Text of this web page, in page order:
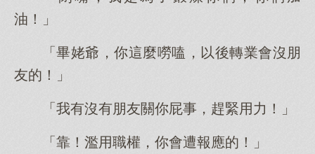
油！」
「畢姥爺，你這麼嘮嗑，以後轉業會沒朋
友的！」
「我有沒有朋友關你屁事，趕緊用力！」
「靠！濫用職權，你會遭報應的！」